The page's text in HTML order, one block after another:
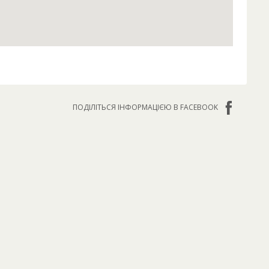
ПОДІЛІТЬСЯ ІНФОРМАЦІЄЮ В FACEBOOK